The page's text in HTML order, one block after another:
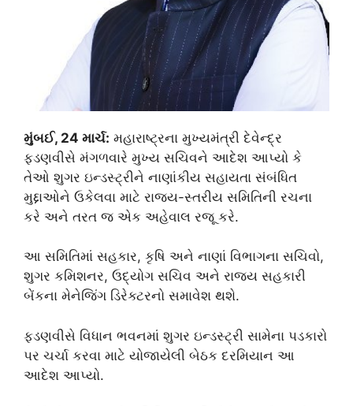
મુંબઈ, 24 માર્ચ: મહારાષ્ટ્રના મુખ્યમંત્રી દેવેન્દ્ર
ફડણવીસે મંગળવારે મુખ્ય સચિવને આદેશ આપ્યો કે
તેઓ શુગર ઇન્ડસ્ટ્રીને નાણાંકીય સહાયતા સંબંધિત
મુદ્દાઓને ઉકેલવા માટે રાજ્ય-સ્તરીય સમિતિની રચના
કરે અને તરત જ એક અહેવાલ રજૂ કરે.
આ સમિતિમાં સહકાર, કૃષિ અને નાણાં વિભાગના સચિવો,
શુગર કમિશનર, ઉદ્યોગ સચિવ અને રાજ્ય સહકારી
બેંકના મેનેજિંગ ડિરેક્ટરનો સમાવેશ થશે.
ફડણવીસે વિધાન ભવનમાં શુગર ઇન્ડસ્ટ્રી સામેના પડકારો
પર ચર્ચા કરવા માટે યોજાયેલી બેઠક દરમિયાન આ
આદેશ આપ્યો.